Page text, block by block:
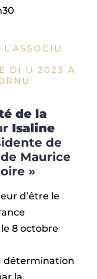
DI U 2023 À
de la
Isaline
de
Maurice
»
d’être le
8 octobre
détermination